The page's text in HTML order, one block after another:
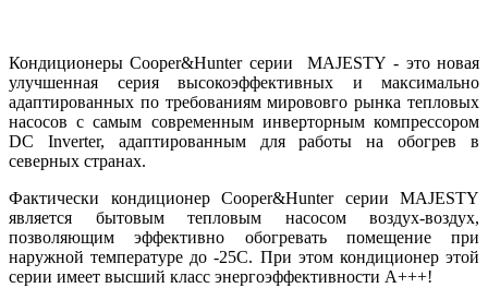
Кондиционеры Cooper&Hunter серии MAJESTY - это новая
улучшенная серия высокоэффективных и максимально
адаптированных по требованиям мирововго рынка тепловых
насосов с самым современным инверторным компрессором
DC Inverter, адаптированным для работы на обогрев в
северных странах.
Фактически кондиционер Cooper&Hunter серии MAJESTY
является бытовым тепловым насосом воздух-воздух,
позволяющим эффективно обогревать помещение при
наружной температуре до -25С. При этом кондиционер этой
серии имеет высший класс энергоэффективности A+++!